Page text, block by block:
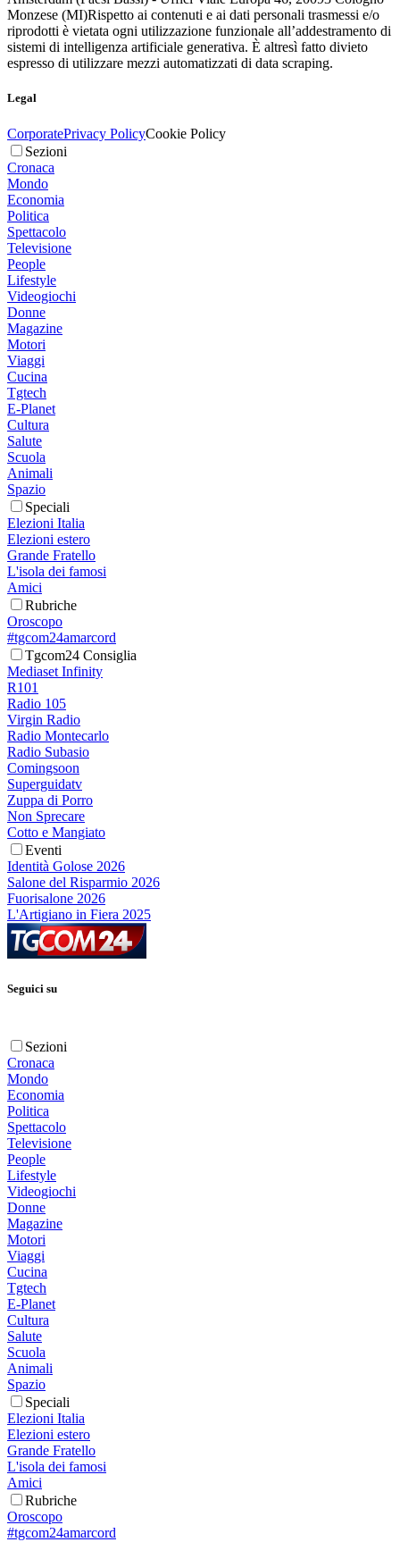
Monzese (MI)Rispetto ai contenuti e ai dati personali trasmessi e/o
riprodotti è vietata ogni utilizzazione funzionale all’addestramento di
sistemi di intelligenza artificiale generativa. È altresì fatto divieto
espresso di utilizzare mezzi automatizzati di data scraping.
Legal
CorporatePrivacy PolicyCookie Policy
Sezioni
Cronaca
Mondo
Economia
Politica
Spettacolo
Televisione
People
Lifestyle
Videogiochi
Donne
Magazine
Motori
Viaggi
Cucina
Tgtech
E-Planet
Cultura
Salute
Scuola
Animali
Spazio
Speciali
Elezioni Italia
Elezioni estero
Grande Fratello
L'isola dei famosi
Amici
Rubriche
Oroscopo
#tgcom24amarcord
Tgcom24 Consiglia
Mediaset Infinity
R101
Radio 105
Virgin Radio
Radio Montecarlo
Radio Subasio
Comingsoon
Superguidatv
Zuppa di Porro
Non Sprecare
Cotto e Mangiato
Eventi
Identità Golose 2026
Salone del Risparmio 2026
Fuorisalone 2026
L'Artigiano in Fiera 2025
Seguici su
Sezioni
Cronaca
Mondo
Economia
Politica
Spettacolo
Televisione
People
Lifestyle
Videogiochi
Donne
Magazine
Motori
Viaggi
Cucina
Tgtech
E-Planet
Cultura
Salute
Scuola
Animali
Spazio
Speciali
Elezioni Italia
Elezioni estero
Grande Fratello
L'isola dei famosi
Amici
Rubriche
Oroscopo
#tgcom24amarcord